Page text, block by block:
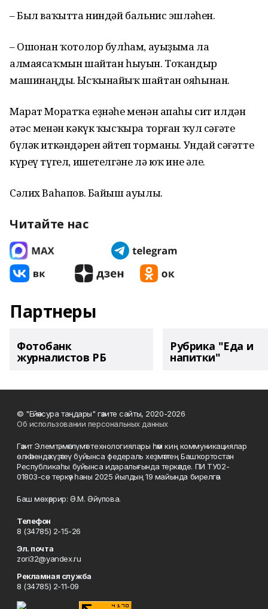
– Был ваҡытта ниндәй бальнис эшләһен.
– Ошонан ҡотолор булһам, ауыҙыма ла
алмаясаҡмын шайтан һыуын. Тоҡандыр
машинаңды. Ысҡынайыҡ шайтан ояһынан.
Марат Моратҡа еҙнәһе менән апаһы сит илдән
әтәс менән кәкүк ҡысҡыра торған ҡул сәғәте
бүләк иткәндәрен әйтеп торманы. Ундай сәғәтте
күреү түгел, ишетелгәне лә юҡ ине әле.
Сәлих Ваһапов. Байыш ауылы.
Читайте нас
Партнеры
Фотобанк
журналистов РБ
Рубрика "Еда и
напитки"
© "Ейәнсура таңдары" гәзите сайты, 2020-2026
Об использовании персональных данных
Гәзит Элемтә, мәғлүмәт технологиялары һәм киң коммуникациялар
өлкәһендә күҙәтеү буйынса федераль хеҙмәттең Башҡортостан
Республикаһы буйынса идаралығында теркәлде. ПИ ТУ02-
01803-сө теркәү һаны 2025 йылдың 19 майында бирелгән.
Баш мөхәррир: Ә.М. Әйүпова.
Телефон
8 (34785) 2-15-26
Эл. почта
zori32@yandex.ru
Рекламная служба
8 (34785) 2-11-09